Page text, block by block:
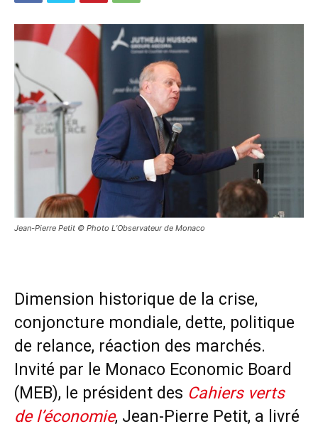
Jean-Pierre Petit © Photo L’Observateur de Monaco
Dimension historique de la crise,
conjoncture mondiale, dette, politique
de relance, réaction des marchés.
Invité par le Monaco Economic Board
(MEB), le président des Cahiers verts
de l’économie, Jean-Pierre Petit, a livré